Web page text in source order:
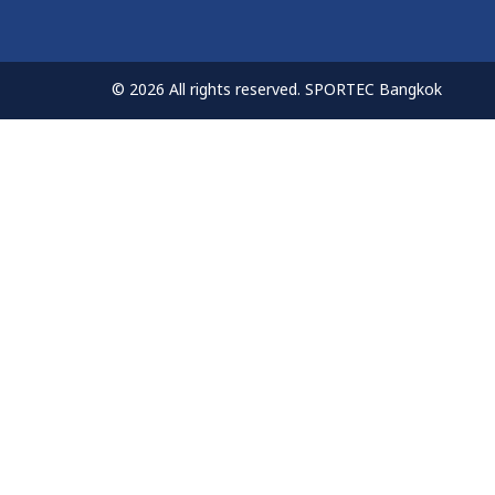
© 2026 All rights reserved. SPORTEC Bangkok